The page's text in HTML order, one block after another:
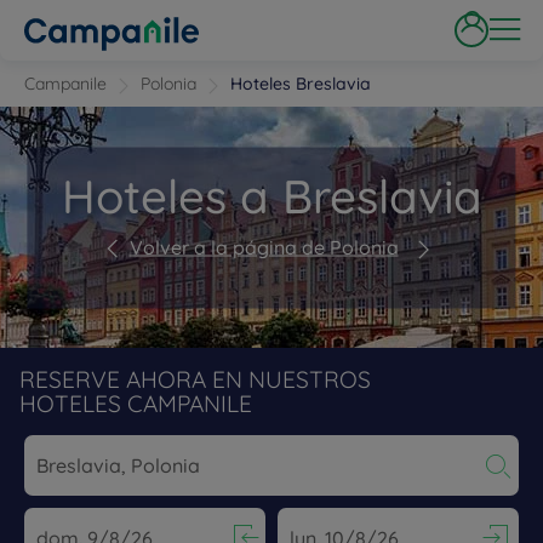
Campanile Polonia Hoteles Breslavia
Hoteles a Breslavia
Volver a la página de Polonia
RESERVE AHORA EN NUESTROS
HOTELES CAMPANILE